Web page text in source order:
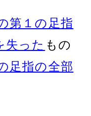
第１の足指
失った もの
足指の全部